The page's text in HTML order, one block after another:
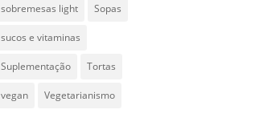
sobremesas light Sopas
sucos e vitaminas
Suplementação Tortas
vegan Vegetarianismo